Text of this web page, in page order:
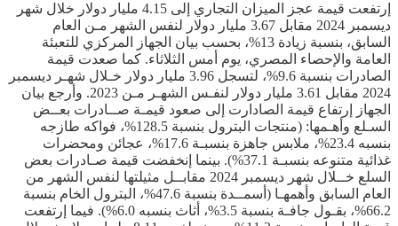
إرتفعت قيمة عجز الميزان التجاري إلى 4.15 مليار دولار خلال شهر
ديسمبر 2024 مقابل 3.67 مليار دولار لنفس الشهر مـن العام
السابق، بنسبة زيادة 13%، بحسب بيان الجهاز المركزي للتعبئة
العامة والإحصاء المصري، يوم أمس الثلاثاء. كما صعدت قيمة
الصادرات بنسبة 9.6%، لتسجل 3.96 مليار دولار خـلال شهـر ديسمبر
2024 مقابل 3.61 مليار دولار لنفـس الشهـر مـن 2023. وأرجع بيان
الجهاز إرتفاع قيمة الصادارت إلى صعود قيمـة صــادرات بعــض
السـلع وأهـمها: (منتجات البترول بنسبة 128.5%، فواكه طازجه
بنسبه 23.4%، ملابس جاهزة بنسبـة 17.6%، عجائن ومحضرات
غذائية متنوعه بنسبـة 37.1%). بينما إنخفضت قيمة صـادرات بعض
السلع خــلال شهر ديسمبر 2024 مقابــل مثيلتها لنفس الشهر من
العام السابق وأهمهـا (أسمــدة بنسبة 47.6%، البترول الخام بنسبة
66.2%، بقـول جافـة بنسبة 3.5%، أثاث بنسبه 6.0%). فيما إرتفعت